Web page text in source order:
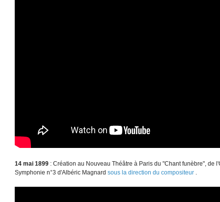
14 mai 1899 : Création au Nouveau Théâtre à Paris du "Chant funèbre", de
Symphonie n°3 d'Albéric Magnard sous la direction du compositeur